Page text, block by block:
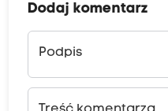
Dodaj komentarz
Podpis